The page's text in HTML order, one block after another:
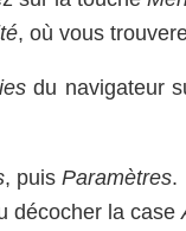
, où vous
du navigateur
, puis Paramètres.
décocher la case